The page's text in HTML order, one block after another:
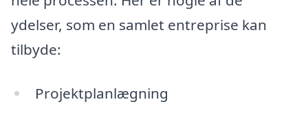
ydelser, som en samlet entreprise kan
tilbyde:
Projektplanlægning